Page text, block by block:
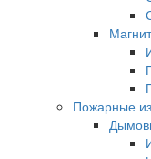
Пожарные